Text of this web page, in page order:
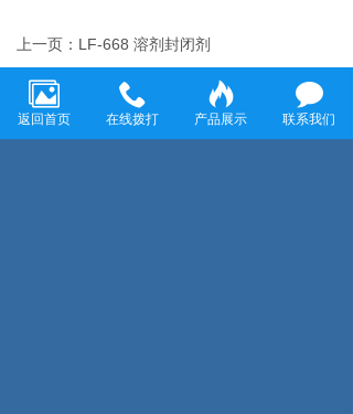
上一页：LF-668 溶剂封闭剂
下一页：LF-818 玻璃脱水剂
返回首页 在线拨打 产品展示 联系我们